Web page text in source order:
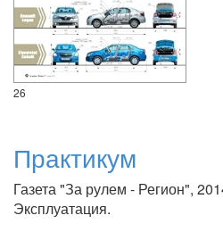
26
Практикум
Газета "За рулем - Регион",
Эксплуатация.